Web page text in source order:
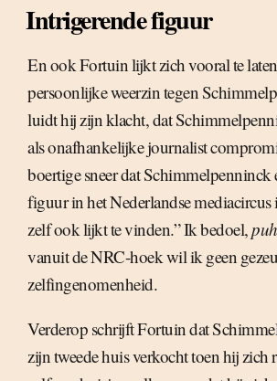
Intrigerende figuur
En ook Fortuin lijkt zich vooral te
persoonlijke weerzin tegen
luidt hij zijn klacht, dat
als onafhankelijke journalist
boertige sneer dat Schimmelpenninck
figuur in het Nederlandse mediacircus
zelf ook lijkt te vinden.” Ik bedoel,
vanuit de NRC-hoek wil ik geen
zelfingenomenheid.
Verderop schrijft Fortuin dat
zijn tweede huis verkocht toen hij zich